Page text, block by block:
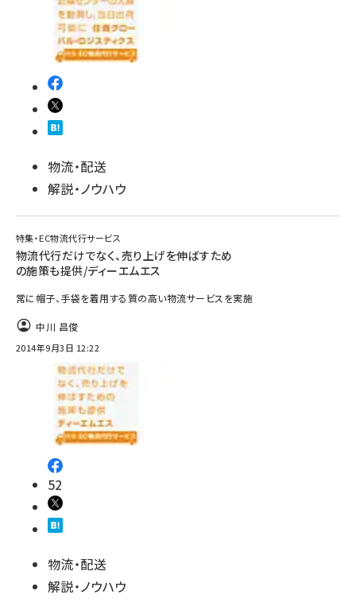
物流・配送
解説・ノウハウ
特集・EC物流代行サービス
物流代行だけでなく、売り上げを伸ばすため
の施策も提供/ディーエムエス
常に帽子、手袋を着用する質の高い物流サービスを実施
中川 昌俊
2014年9月3日 12:22
52
物流・配送
解説・ノウハウ